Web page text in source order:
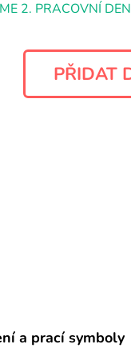
2. PRACOVNÍ DEN
a prací symboly